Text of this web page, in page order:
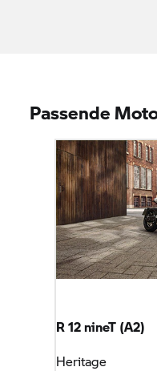
Passende
R 12 nineT (A2)
Heritage